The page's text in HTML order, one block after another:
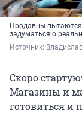
Продавцы пытаются
задуматься о
Источник:
Скоро
Магазины и
готовиться и